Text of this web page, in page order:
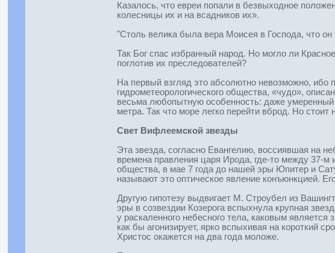
Казалось, что евреи попали в безвыходное
колесницы их и на всадников их».
"Столь велика была вера Моисея в Господа, что
Так Бог спас избранный народ. Но могло ли
поглотив их преследователей?
На первый взгляд это абсолютно невозможно, ибо
гидрометеорологического общества, «чудо»,
весьма любопытную особенность: даже умеренный
метра. Так что море легко перейти вброд. Но
Свет Вифлеемской звезды
Эта звезда, согласно Евангелию, воссиявшая на
времена правления царя Ирода, где-то между 37-м
общества, в мае 7 года до нашей эры Юпитер и
называют это оптическое явление конъюнкцией.
Другую гипотезу выдвигает М. Строубел из
эры в созвездии Козерога вспыхнула крупная
у раскаленного небесного тела, каковым
как бы агонизирует, ярко вспыхивая на короткий
Христос окажется на два года моложе.